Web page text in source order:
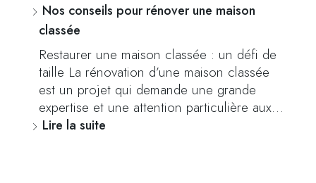
Nos conseils pour rénover une maison
classée
Restaurer une maison classée : un défi de
taille La rénovation d’une maison classée
est un projet qui demande une grande
expertise et une attention particulière aux…
Lire la suite